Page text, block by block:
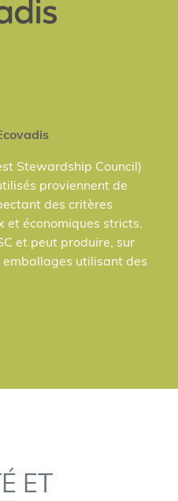
Stewardship Council)
proviennent de
des critères
et économiques stricts.
et peut produire, sur
utilisant des
ET